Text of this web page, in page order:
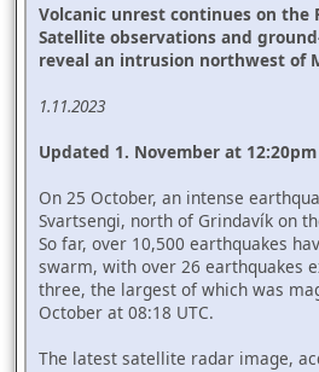
Volcanic unrest continues on the
Satellite observations and
reveal an intrusion northwest of
1.11.2023
Updated 1. November at 12:20pm
On 25 October, an intense
Svartsengi, north of Grindavík on
So far, over 10,500 earthquakes
swarm, with over 26 earthquakes
three, the largest of which was
October at 08:18 UTC.
The latest satellite radar image,